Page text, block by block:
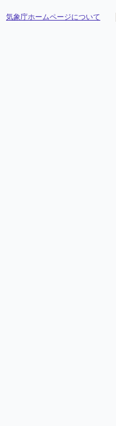
気象庁ホームページについて